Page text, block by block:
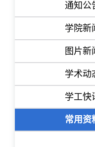
通知公
学院新
图片新
学术动
学工快
常用资